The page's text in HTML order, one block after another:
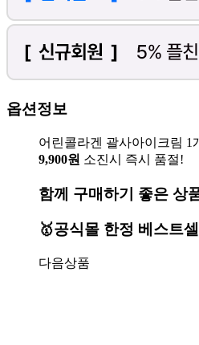
옵션정보
어린콜라겐 괄사아이크림 1
9,900원 소진시 즉시 품절!
함께 구매하기 좋은 상
🥇공식몰 한정 베스트
다음상품